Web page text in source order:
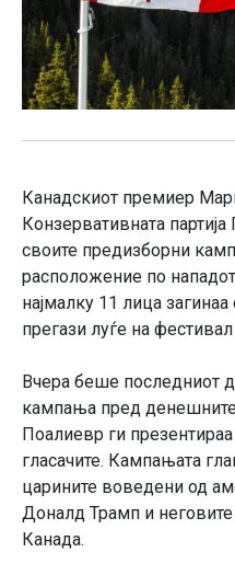
Канадскиот премиер
Конзервативната
своите предизборни
расположение по
најмалку 11 лица
прегази луѓе на
Вчера беше последниот
кампања пред
Поалиевр ги
гласачите. Кампањата
царините воведени од
Доналд Трамп и неговите
Канада.